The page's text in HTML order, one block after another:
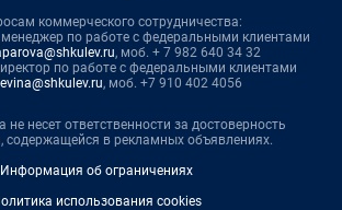
коммерческого сотрудничества:
по работе с федеральными клиентами
, моб. + 7 982 640 34 32
по работе с федеральными клиентами
, моб. +7 910 402 4056
не несет ответственности за достоверность
содержащейся в рекламных объявлениях.
Информация об ограничениях
использования cookies